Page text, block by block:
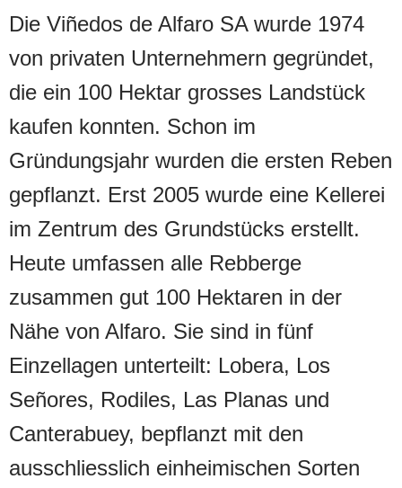
statt der erlaubten 4500 Liter. Der Rest
wird an den umliegenden Handel
verkauft. Der Rioja Crianza reift ein
gutes Jahr in Barriques aus
französischer und amerikanischer Eiche.
Er ist unglaublich stoffreich, zeigt ein
fülliges Aroma mit Noten von reifen
Beeren und Gewürzen. Am Gaumen
spielt ein reicher Extrakt mit sehr feinem
Gerbstoff und einer gut dosierten Säure.
Die Viñedos de Alfaro SA wurde 1974
von privaten Unternehmern gegründet,
die ein 100 Hektar grosses Landstück
kaufen konnten. Schon im
Gründungsjahr wurden die ersten Reben
gepflanzt. Erst 2005 wurde eine Kellerei
im Zentrum des Grundstücks erstellt.
Heute umfassen alle Rebberge
zusammen gut 100 Hektaren in der
Nähe von Alfaro. Sie sind in fünf
Einzellagen unterteilt: Lobera, Los
Señores, Rodiles, Las Planas und
Canterabuey, bepflanzt mit den
ausschliesslich einheimischen Sorten